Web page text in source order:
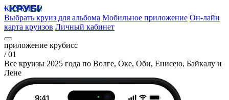
КРУБИСС
Выбрать круиз для альбома Мобильное приложение Он-лайн
карта круизов Личный кабинет
приложение крубисс
/ 01
Все круизы 2025 года по Волге, Оке, Оби, Енисею, Байкалу и
Лене